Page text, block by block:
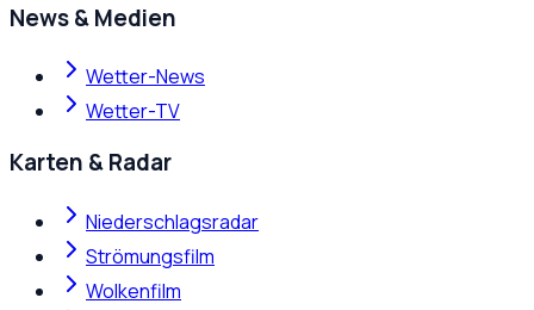
News & Medien
Wetter-News
Wetter-TV
Karten & Radar
Niederschlagsradar
Strömungsfilm
Wolkenfilm